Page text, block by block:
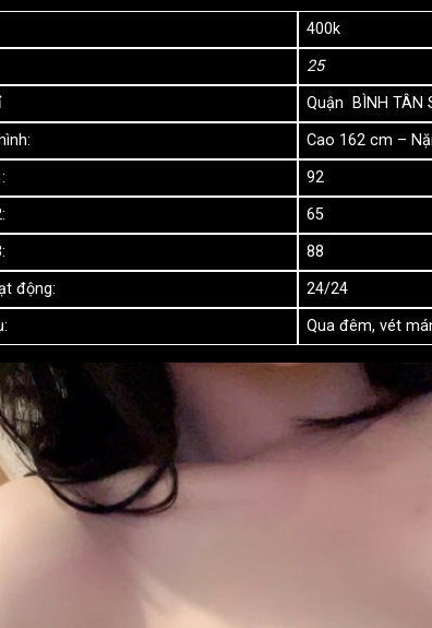
400k
25
Quận BÌNH TÂN
Cao 162 cm –
92
65
88
động:
24/24
Qua đêm, vét